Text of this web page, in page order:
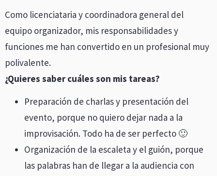
Como licenciataria y coordinadora general del
equipo organizador, mis responsabilidades y
funciones me han convertido en un profesional muy
polivalente.
¿Quieres saber cuáles son mis tareas?
Preparación de charlas y presentación del
evento, porque no quiero dejar nada a la
improvisación. Todo ha de ser perfecto 🙂
Organización de la escaleta y el guión, porque
las palabras han de llegar a la audiencia con